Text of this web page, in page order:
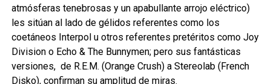
atmósferas tenebrosas y un apabullante arrojo eléctrico)
les sitúan al lado de gélidos referentes como los
coetáneos Interpol u otros referentes pretéritos como Joy
Division o Echo & The Bunnymen; pero sus fantásticas
versiones, de R.E.M. (Orange Crush) a Stereolab (French
Disko), confirman su amplitud de miras.